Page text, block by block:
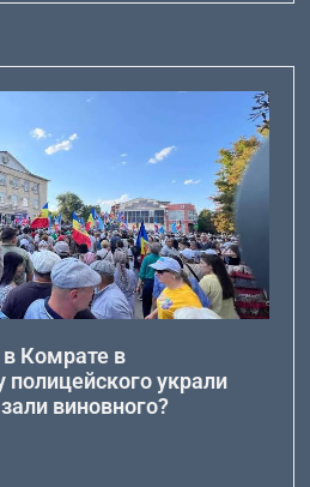
Комрате в
полицейского украли
виновного?